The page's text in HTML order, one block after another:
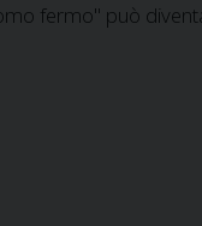
fermo" può